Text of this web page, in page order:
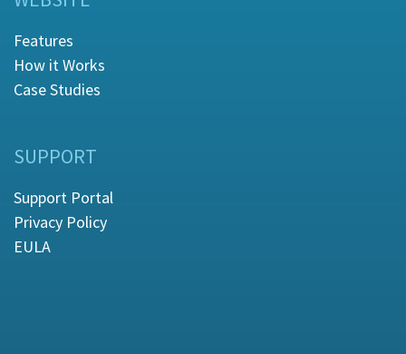
Features
How it Works
Case Studies
SUPPORT
Support Portal
Privacy Policy
EULA